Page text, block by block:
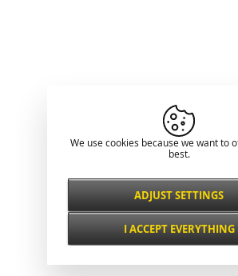
We use cookies because we want to
best.
Necessarily
ALWAYS ACTIVE
Functional and
ADJUST SETTINGS
I ACCEPT EVERYTHING